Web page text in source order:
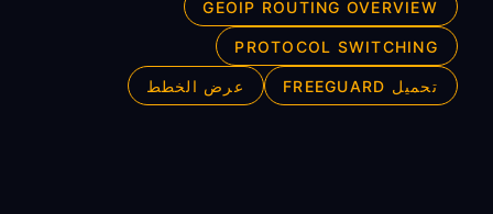
GEOIP ROUTING OVERVIEW
PROTOCOL SWITCHING
تحميل FREEGUARD عرض الخطط